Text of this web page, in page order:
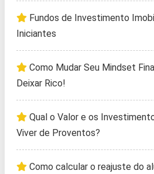
Fundos de Investimento
Iniciantes
Como Mudar Seu Mindset
Deixar Rico!
Qual o Valor e os
Viver de Proventos?
Como calcular o reajuste do